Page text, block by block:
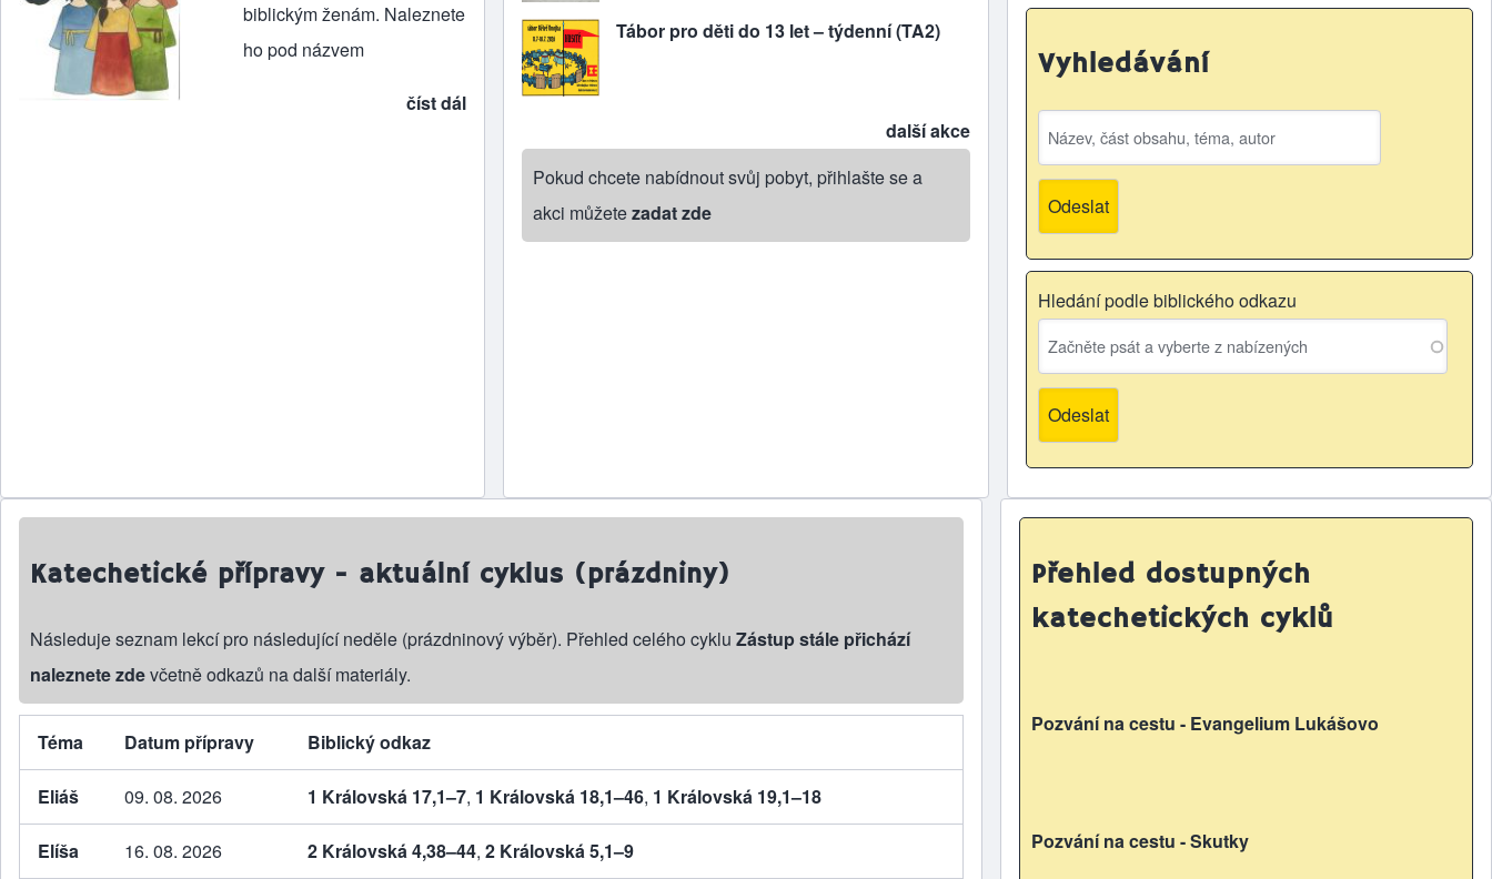
biblickým ženám. Naleznete
ho pod názvem
číst dál
Tábor pro děti do 13 let – týdenní (TA2)
další akce
Pokud chcete nabídnout svůj pobyt, přihlašte se a
akci můžetezadat zde
Vyhledávání
Hledání podle biblického odkazu
Katechetické přípravy - aktuální cyklus (prázdniny)
Následuje seznam lekcí pro následující neděle (prázdninový výběr). Přehled celého cyklu Zástup stále přichází
naleznete zdevčetně odkazů na další materiály.
Téma Datum přípravy Biblický odkaz
Eliáš 09. 08. 2026 1 Královská 17,1–7, 1 Královská 18,1–46, 1 Královská 19,1–18
Elíša 16. 08. 2026 2 Královská 4,38–44,2 Královská 5,1–9
Přehled dostupných
katechetických cyklů
Pozvání na cestu - Evangelium Lukášovo
Pozvání na cestu - Skutky